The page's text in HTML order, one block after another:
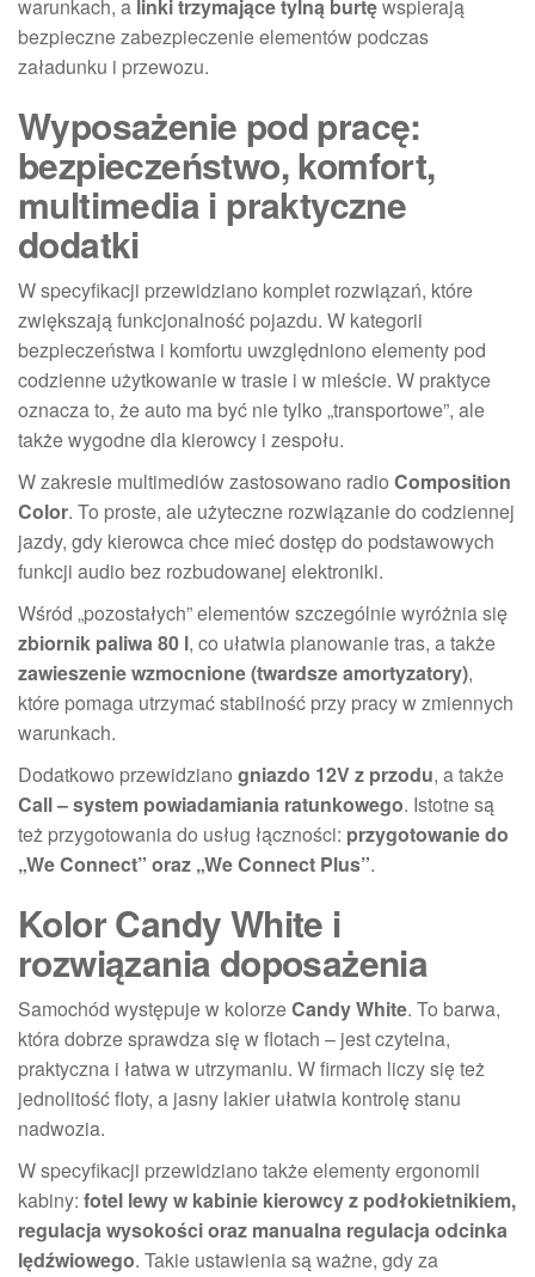
warunkach, a linki trzymające tylną burtęwspierają
bezpieczne zabezpieczenie elementów podczas
załadunku i przewozu.
Wyposażenie pod pracę:
bezpieczeństwo, komfort,
multimedia i praktyczne
dodatki
W specyfikacji przewidziano komplet rozwiązań, które
zwiększają funkcjonalność pojazdu. W kategorii
bezpieczeństwa i komfortu uwzględniono elementy pod
codzienne użytkowanie w trasie i w mieście. W praktyce
oznacza to, że auto ma być nie tylko „transportowe”, ale
także wygodne dla kierowcy i zespołu.
W zakresie multimediów zastosowano radio Composition
Color. To proste, ale użyteczne rozwiązanie do codziennej
jazdy, gdy kierowca chce mieć dostęp do podstawowych
funkcji audio bez rozbudowanej elektroniki.
Wśród „pozostałych” elementów szczególnie wyróżnia się
zbiornik paliwa 80 l, co ułatwia planowanie tras, a także
zawieszenie wzmocnione (twardsze amortyzatory),
które pomaga utrzymać stabilność przy pracy w zmiennych
warunkach.
Dodatkowo przewidziano gniazdo 12V z przodu, a także
Call – system powiadamiania ratunkowego. Istotne są
też przygotowania do usług łączności: przygotowanie do
„We Connect” oraz „We Connect Plus”.
Kolor Candy White i
rozwiązania doposażenia
Samochód występuje w kolorzeCandy White. To barwa,
która dobrze sprawdza się w flotach – jest czytelna,
praktyczna i łatwa w utrzymaniu. W firmach liczy się też
jednolitość floty, a jasny lakier ułatwia kontrolę stanu
nadwozia.
W specyfikacji przewidziano także elementy ergonomii
kabiny: fotel lewy w kabinie kierowcy z podłokietnikiem,
regulacja wysokości oraz manualna regulacja odcinka
lędźwiowego. Takie ustawienia są ważne, gdy za